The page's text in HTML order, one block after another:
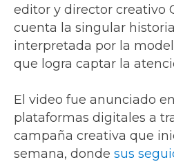
editor y director creativo
cuenta la singular
interpretada por la
que logra captar la
El video fue anunciado
plataformas digitales a
campaña creativa que
semana, donde sus